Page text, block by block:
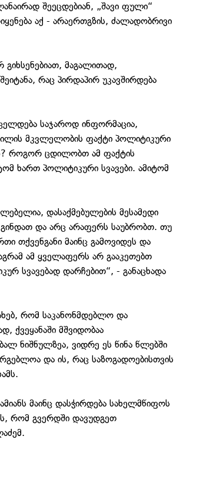
შეეცდებიან, „შავი ფული“
აქ - არაერთგზის, ძალადობრივი
მაგალითად,
რაც პირდაპირ უკავშირდება
საჯაროდ ინფორმაცია,
მკვლელობის ფაქტი პოლიტიკური
როგორ ცდილობთ ამ ფაქტის
ხართ პოლიტიკური სვავები. ამიტომ
დასაქმებულების მესამედი
გინდათ და არც არაფერს საუბრობთ. თუ
თქვენგანი მაინც გამოვიდეს და
ამ ყველაფერს არ გააკეთებთ
სვავებად დარჩებით“, - განაცხადა
რომ საკანონმდებლო და
ქვეყანაში მშვიდობაა
ნიშნულზეა, ვიდრე ეს წინა წლებში
და ის, რაც საზოგადოებისთვის
მაინც დასჭირდება სახელმწიფოს
რომ გვერდში დავუდგეთ